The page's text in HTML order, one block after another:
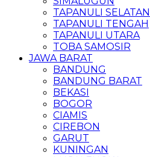
TAPANULI SELATAN
TAPANULI TENGAH
TAPANULI UTARA
TOBA SAMOSIR
JAWA BARAT
BANDUNG
BANDUNG BARAT
BEKASI
BOGOR
CIAMIS
CIREBON
GARUT
KUNINGAN